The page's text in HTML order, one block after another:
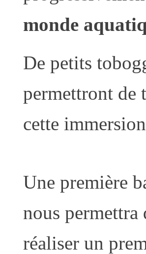
monde
De petits
permettront de
cette immersion
Une première
nous permettra
réaliser un